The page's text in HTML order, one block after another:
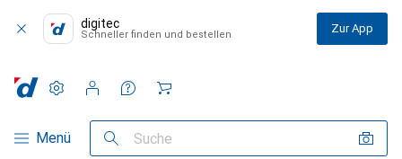
digitec
Schneller finden und bestellen Zur App
Navigation nach Kategorien
Menü Suche
Einstellungen
Kundenkonto
Vergleichslisten
Merklisten
Warenkorb